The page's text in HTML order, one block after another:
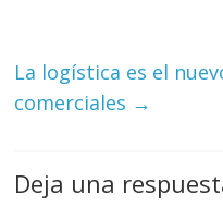
La logística es el
comerciales →
Deja una